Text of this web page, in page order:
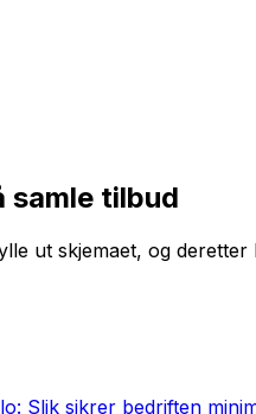
samle tilbud
ut skjemaet, og deretter
Slik sikrer bedriften